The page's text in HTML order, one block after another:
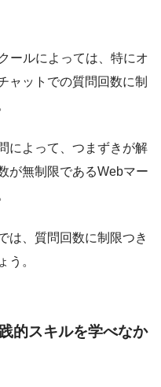
ールによっては、特にオ
ャットでの質問回数に制
によって、つまずきが解
が無制限であるWebマー
は、質問回数に制限つき
う。
的スキルを学べなか